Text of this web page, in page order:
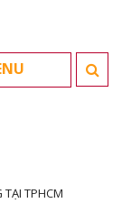
TẠI TPHCM